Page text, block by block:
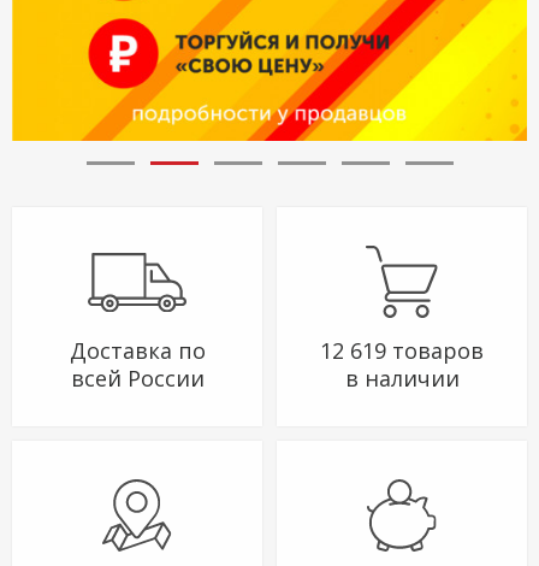
Доставка по
всей России
12 619 товаров
в наличии